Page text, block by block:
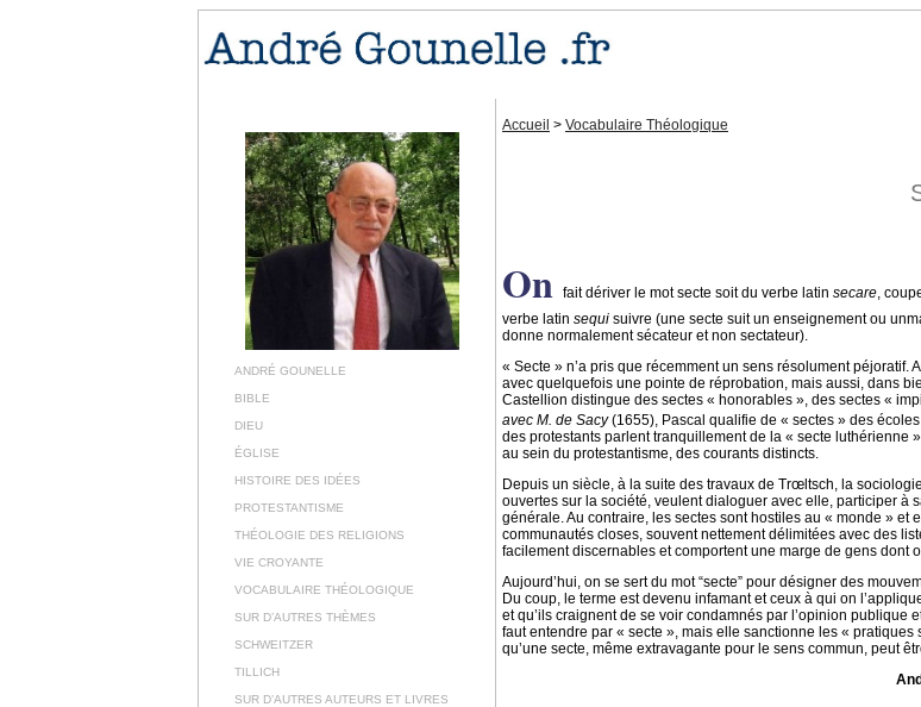
ANDRÉ GOUNELLE
BIBLE
DIEU
ÉGLISE
HISTOIRE DES IDÉES
PROTESTANTISME
THÉOLOGIE DES RELIGIONS
VIE CROYANTE
VOCABULAIRE THÉOLOGIQUE
SUR D’AUTRES THÈMES
SCHWEITZER
TILLICH
SUR D’AUTRES AUTEURS ET LIVRES
Accueil > Vocabulaire Théologique
On fait dériver le mot secte soit du verbe latin secare ,
verbe latin sequi suivre (une secte suit un enseignement ou
donne normalement sécateur et non sectateur).
« Secte » n’a pris que récemment un sens résolument
avec quelquefois une pointe de réprobation, mais aussi, dans
Castellion distingue des sectes « honorables », des sectes «
avec M. de Sacy(1655), Pascal qualifie de « sectes » des
des protestants parlent tranquillement de la « secte luthérienne
au sein du protestantisme, des courants distincts.
Depuis un siècle, à la suite des travaux de Trœltsch, la
ouvertes sur la société, veulent dialoguer avec elle, participer à
générale. Au contraire, les sectes sont hostiles au « monde »
communautés closes, souvent nettement délimitées avec des
facilement discernables et comportent une marge de gens dont
Aujourd’hui, on se sert du mot “secte” pour désigner des
Du coup, le terme est devenu infamant et ceux à qui on
et qu’ils craignent de se voir condamnés par l’opinion publique
faut entendre par « secte », mais elle sanctionne les «
qu’une secte, même extravagante pour le sens commun, peut